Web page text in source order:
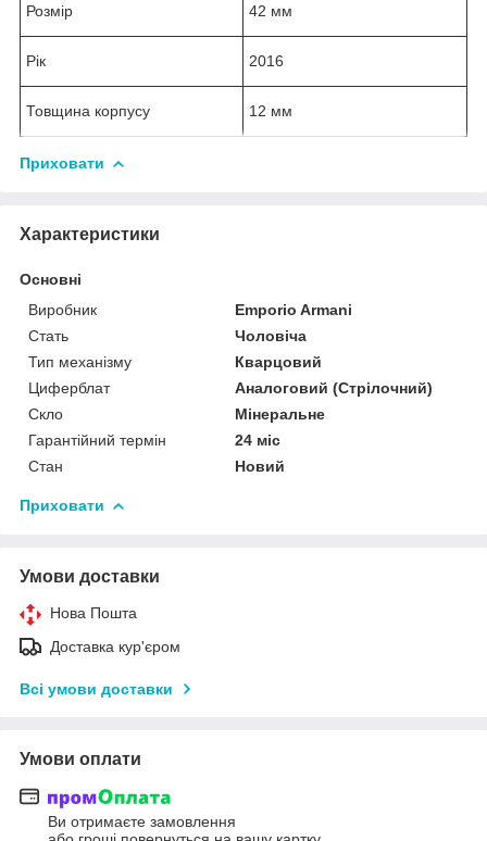
Розмір 42 мм
Рік 2016
Товщина корпусу 12 мм
Приховати
Характеристики
Основні
Виробник
Emporio Armani
Стать
Чоловіча
Тип механізму
Кварцовий
Циферблат
Аналоговий (Стрілочний)
Скло
Мінеральне
Гарантійний термін
24 міс
Стан
Новий
Приховати
Умови доставки
Нова Пошта
Доставка кур'єром
Всі умови доставки
Умови оплати
Ви отримаєте замовлення